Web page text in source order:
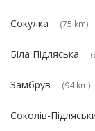
Сокулка (75 km)
Біла Підляська
Замбрув (94 km)
Соколів-